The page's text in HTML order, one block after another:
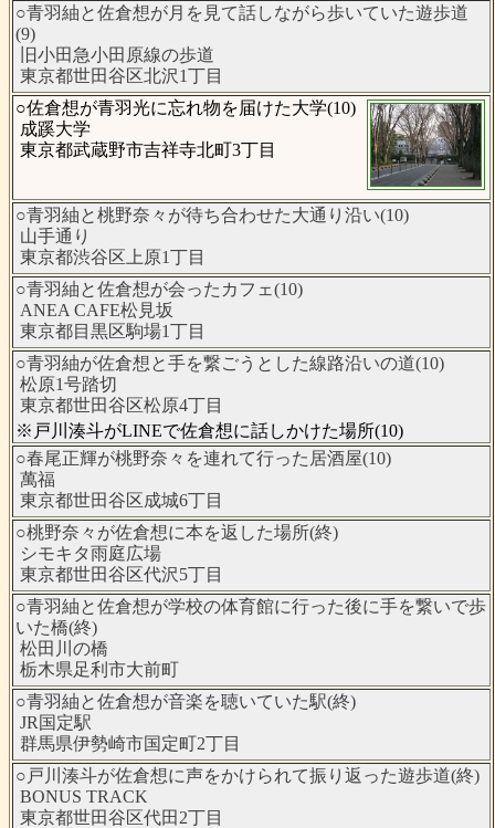
○青羽紬と佐倉想が月を見て話しながら歩いていた遊歩道
(9)
旧小田急小田原線の歩道
東京都世田谷区北沢1丁目
○佐倉想が青羽光に忘れ物を届けた大学(10)
成蹊大学
東京都武蔵野市吉祥寺北町3丁目
○青羽紬と桃野奈々が待ち合わせた大通り沿い(10)
山手通り
東京都渋谷区上原1丁目
○青羽紬と佐倉想が会ったカフェ(10)
ANEA CAFE松見坂
東京都目黒区駒場1丁目
○青羽紬が佐倉想と手を繋ごうとした線路沿いの道(10)
松原1号踏切
東京都世田谷区松原4丁目
※戸川湊斗がLINEで佐倉想に話しかけた場所(10)
○春尾正輝が桃野奈々を連れて行った居酒屋(10)
萬福
東京都世田谷区成城6丁目
○桃野奈々が佐倉想に本を返した場所(終)
シモキタ雨庭広場
東京都世田谷区代沢5丁目
○青羽紬と佐倉想が学校の体育館に行った後に手を繋いで歩
いた橋(終)
松田川の橋
栃木県足利市大前町
○青羽紬と佐倉想が音楽を聴いていた駅(終)
JR国定駅
群馬県伊勢崎市国定町2丁目
○戸川湊斗が佐倉想に声をかけられて振り返った遊歩道(終)
BONUS TRACK
東京都世田谷区代田2丁目